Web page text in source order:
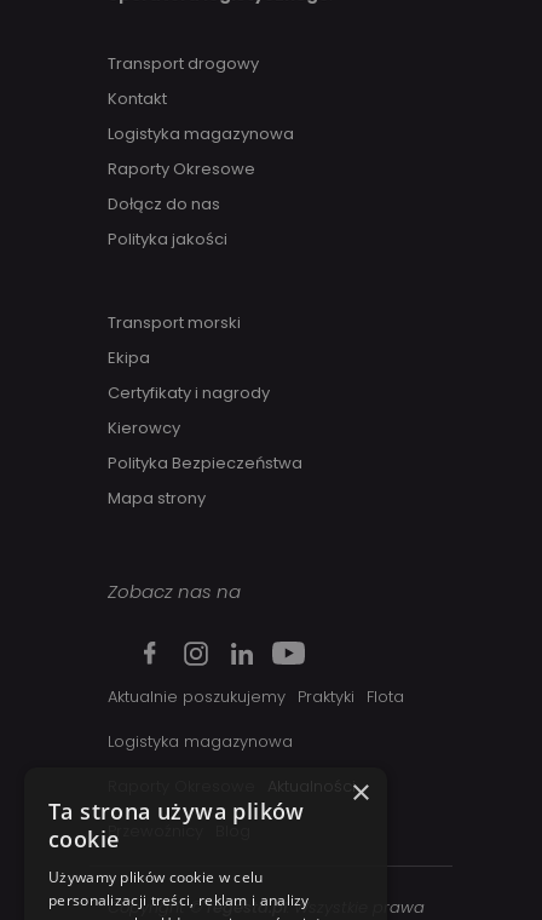
Transport drogowy
Kontakt
Logistyka magazynowa
Raporty Okresowe
Dołącz do nas
Polityka jakości
Transport morski
Ekipa
Certyfikaty i nagrody
Kierowcy
Polityka Bezpieczeństwa
Mapa strony
Zobacz nas na
Aktualnie poszukujemy Praktyki
Flota
Logistyka magazynowa
Aktualności
Przewoźnicy
Blog
Copyright ©regesta.pl. Wszystkie prawa
×
Ta strona używa plików
cookie
Używamy plików cookie w celu
personalizacji treści, reklam i analizy